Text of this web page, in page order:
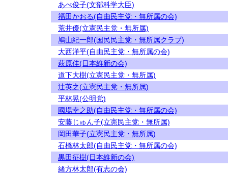
あべ俊子(文部科学大臣)
福田かおる(自由民主党・無所属の会)
荒井優(立憲民主党・無所属)
鳩山紀一郎(国民民主党・無所属クラブ)
大西洋平(自由民主党・無所属の会)
萩原佳(日本維新の会)
道下大樹(立憲民主党・無所属)
辻英之(立憲民主党・無所属)
平林晃(公明党)
國場幸之助(自由民主党・無所属の会)
安藤じゅん子(立憲民主党・無所属)
岡田華子(立憲民主党・無所属)
石橋林太郎(自由民主党・無所属の会)
黒田征樹(日本維新の会)
緒方林太郎(有志の会)